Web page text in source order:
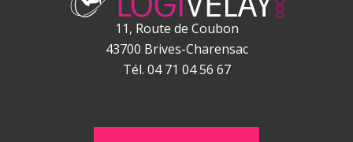
11, Route de Coubon
43700 Brives-Charensac
Tél. 04 71 04 56 67